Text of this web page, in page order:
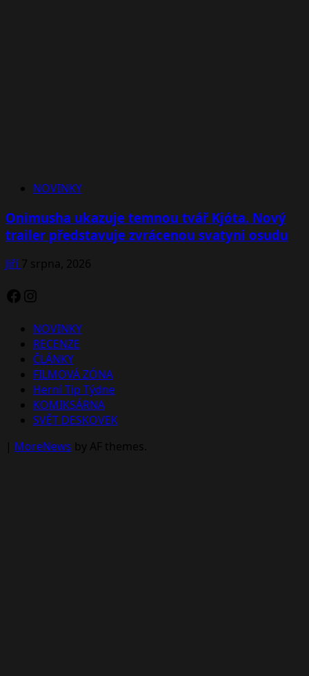
NOVINKY
Onimusha ukazuje temnou tvář Kjóta. Nový
trailer představuje zvrácenou svatyni osudu
Jiří7 srpna, 2026
Facebook
Instagram
NOVINKY
RECENZE
ČLÁNKY
FILMOVÁ ZÓNA
Herní Tip Týdne
KOMIKSÁRNA
SVĚT DESKOVEK
| MoreNews by AF themes.